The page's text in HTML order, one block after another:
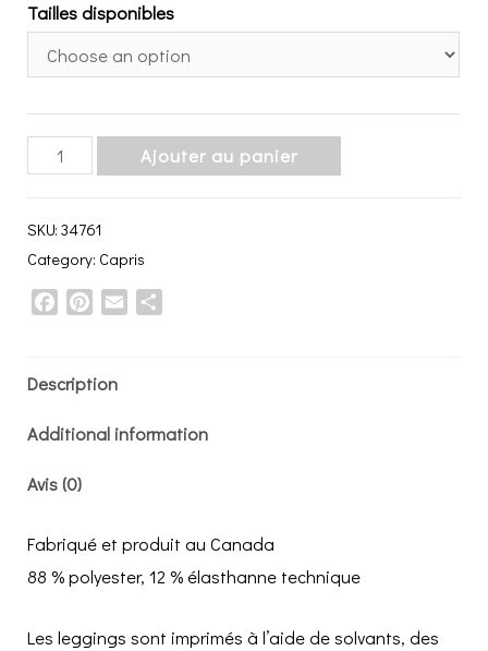
Tailles disponibles
Capri
un
quantity
Ajouter au panier
SKU:34761
Category: Capris
FacebookPinterest
Email
Description
Additional information
Avis (0)
Fabriqué et produit au Canada
88 % polyester, 12 % élasthanne technique
Les leggings sont imprimés à l’aide de solvants, des